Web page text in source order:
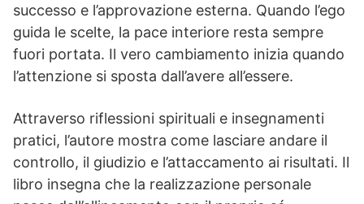
successo e l’approvazione esterna. Quando l’ego
guida le scelte, la pace interiore resta sempre
fuori portata. Il vero cambiamento inizia quando
l’attenzione si sposta dall’avere all’essere.
Attraverso riflessioni spirituali e insegnamenti
pratici, l’autore mostra come lasciare andare il
controllo, il giudizio e l’attaccamento ai risultati. Il
libro insegna che la realizzazione personale